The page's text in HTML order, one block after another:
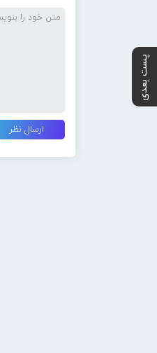
پست بعدی